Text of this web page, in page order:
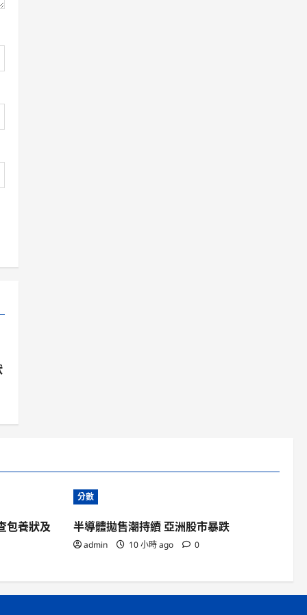
包養狀及
分數
半導體拋售潮持續 亞洲股市暴跌
admin 10 小時 ago 0